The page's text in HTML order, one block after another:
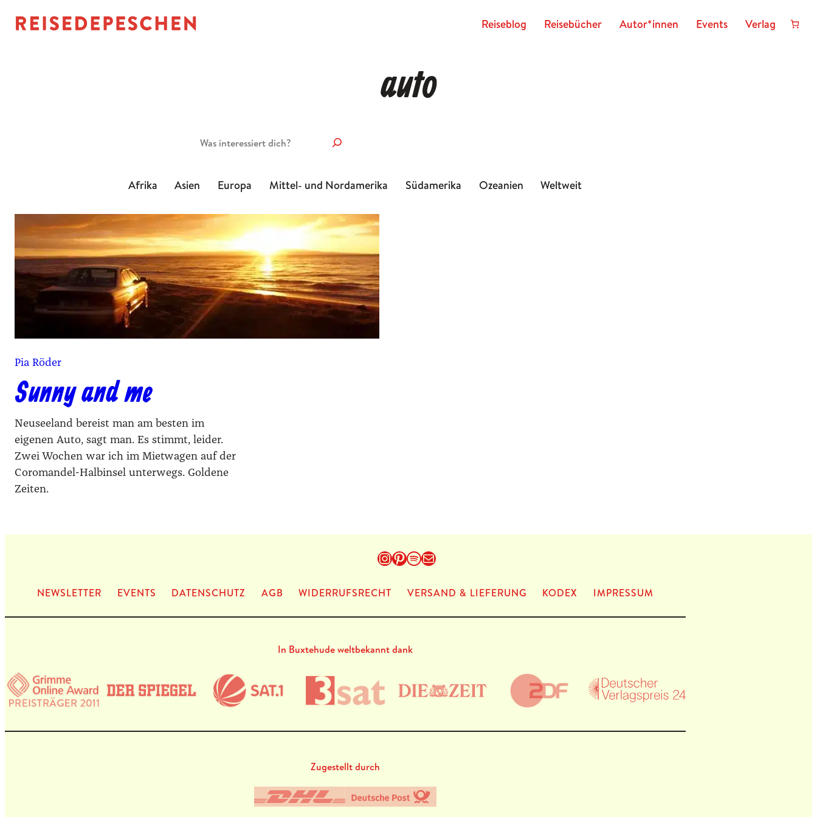
Rei­se­blog Reisebücher Autor*innen Events Verlag
auto
Afrika Asien Europa Mittel- und Nordamerika Südamerika Ozeanien Weltweit
Pia Röder
Sunny and me
Neuseeland bereist man am besten im
eigenen Auto, sagt man. Es stimmt, leider.
Zwei Wochen war ich im Mietwagen auf der
Coromandel-Halbinsel unterwegs. Goldene
Zeiten.
Instagram
Pinterest
Spotify
E-Mail
NEWS­LET­TER EVENTS DATEN­SCHUTZ AGB WIDERRUFSRECHT VERSAND & LIEFERUNG KODEX IMPRES­SUM
In Buxtehude weltbekannt dank
Zugestellt durch